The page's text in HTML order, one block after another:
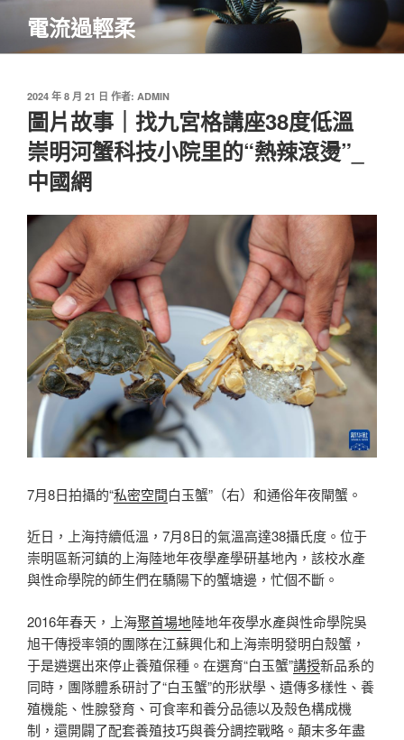
主
電流過輕柔
發
佈
於
2024 年 8 月 21 日 作者: ADMIN
圖片故事｜找九宮格講座38度低溫
崇明河蟹科技小院里的“熱辣滾燙”_
中國網
7月8日拍攝的“私密空間白玉蟹”（右）和通俗年夜閘蟹。
近日，上海持續低溫，7月8日的氣溫高達38攝氏度。位于
崇明區新河鎮的上海陸地年夜學產學研基地內，該校水產
與性命學院的師生們在驕陽下的蟹塘邊，忙個不斷。
2016年春天，上海聚首場地陸地年夜學水產與性命學院吳
旭干傳授率領的團隊在江蘇興化和上海崇明發明白殼蟹，
于是遴選出來停止養殖保種。在選育“白玉蟹”講授新品系的
同時，團隊體系研討了“白玉蟹”的形狀學、遺傳多樣性、養
殖機能、性腺發育、可食率和養分品德以及殼色構成機
制，還開闢了配套養殖技巧與養分調控戰略。顛末多年盡